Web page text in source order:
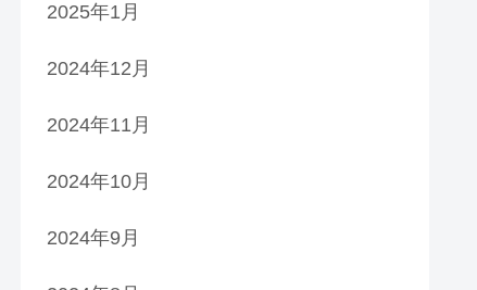
2025年1月
2024年12月
2024年11月
2024年10月
2024年9月